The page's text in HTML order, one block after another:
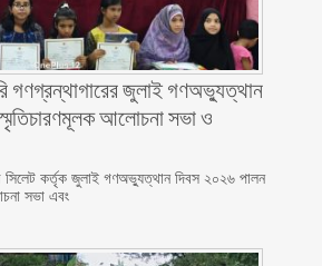
গণগ্রন্থাগারের জুলাই গণঅভ্যুত্থান
আলোচনা সভা ও
সিলেট কর্তৃক জুলাই গণঅভ্যুত্থান দিবস ২০২৬ পালন
সভা এবং